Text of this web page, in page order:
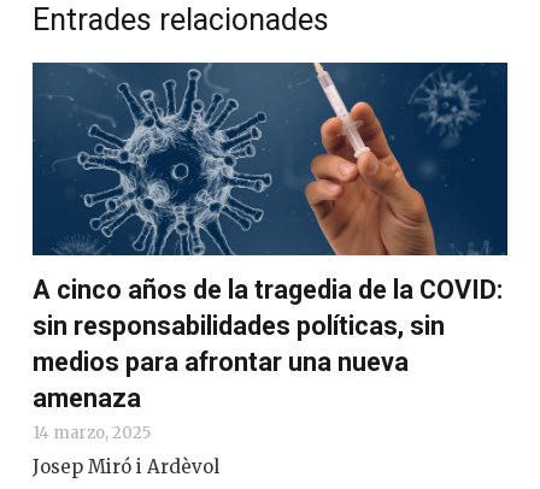
Entrades relacionades
A cinco años de la tragedia de la COVID:
sin responsabilidades políticas, sin
medios para afrontar una nueva
amenaza
14 marzo, 2025
Josep Miró i Ardèvol